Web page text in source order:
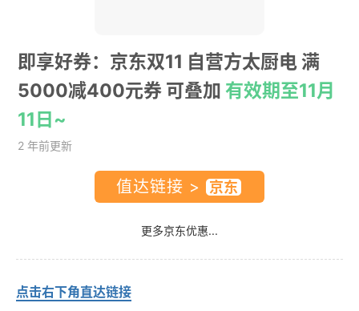
即享好券：京东双11 自营方太厨电 满
5000减400元券 可叠加 有效期至11月
11日~
2 年前更新
值达链接 >
更多京东优惠...
点击右下角直达链接